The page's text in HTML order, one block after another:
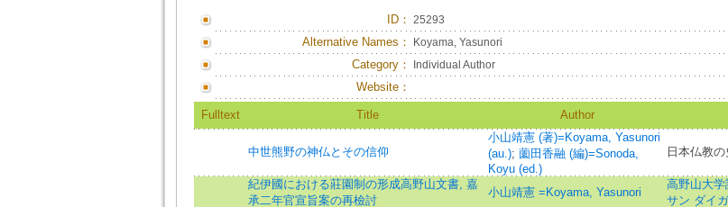
ID： 25293
Alternative Names： Koyama, Yasunori
Category： Individual Author
Website：
Fulltext Title Author
中世熊野の神仏とその信仰
小山靖憲 (著)=Koyama, Yasunori
(au.); 薗田香融 (編)=Sonoda,
Koyu (ed.)
日本仏教
紀伊國における莊園制の形成高野山文書, 嘉
承二年官宣旨案の再檢討
小山靖憲 =Koyama, Yasunori
高野山大
サン ダイ